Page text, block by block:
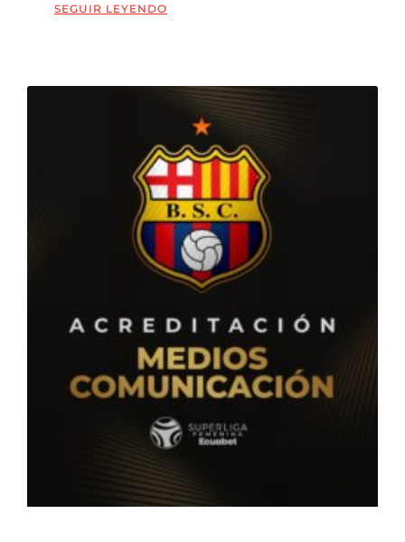
SEGUIR LEYENDO